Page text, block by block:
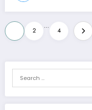
Posts
pagination
2
…
4